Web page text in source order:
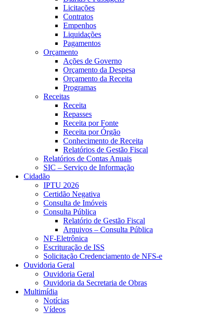
Licitações
Contratos
Empenhos
Liquidações
Pagamentos
Orçamento
Ações de Governo
Orçamento da Despesa
Orçamento da Receita
Programas
Receitas
Receita
Repasses
Receita por Fonte
Receita por Órgão
Conhecimento de Receita
Relatórios de Gestão Fiscal
Relatórios de Contas Anuais
SIC – Serviço de Informação
Cidadão
IPTU 2026
Certidão Negativa
Consulta de Imóveis
Consulta Pública
Relatório de Gestão Fiscal
Arquivos – Consulta Pública
NF-Eletrônica
Escrituração de ISS
Solicitação Credenciamento de NFS-e
Ouvidoria Geral
Ouvidoria Geral
Ouvidoria da Secretaria de Obras
Multimídia
Notícias
Vídeos